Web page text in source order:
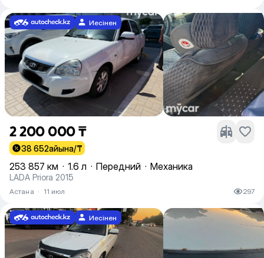
Иесінен
2 200 000 ₸
38 652айына/₸
253 857 км · 1.6 л · Передний · Механика
LADA Priora 2015
Астана · 11 июл 297
Иесінен